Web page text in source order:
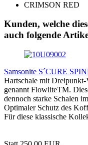
Kunden, welche
auch folgende
Samsonite S´CURE
Hartschale mit Dreipunkt-
genannt FlowliteTM.
dennoch starke Schalen
Optimaler Schutz des
Für diese klassische